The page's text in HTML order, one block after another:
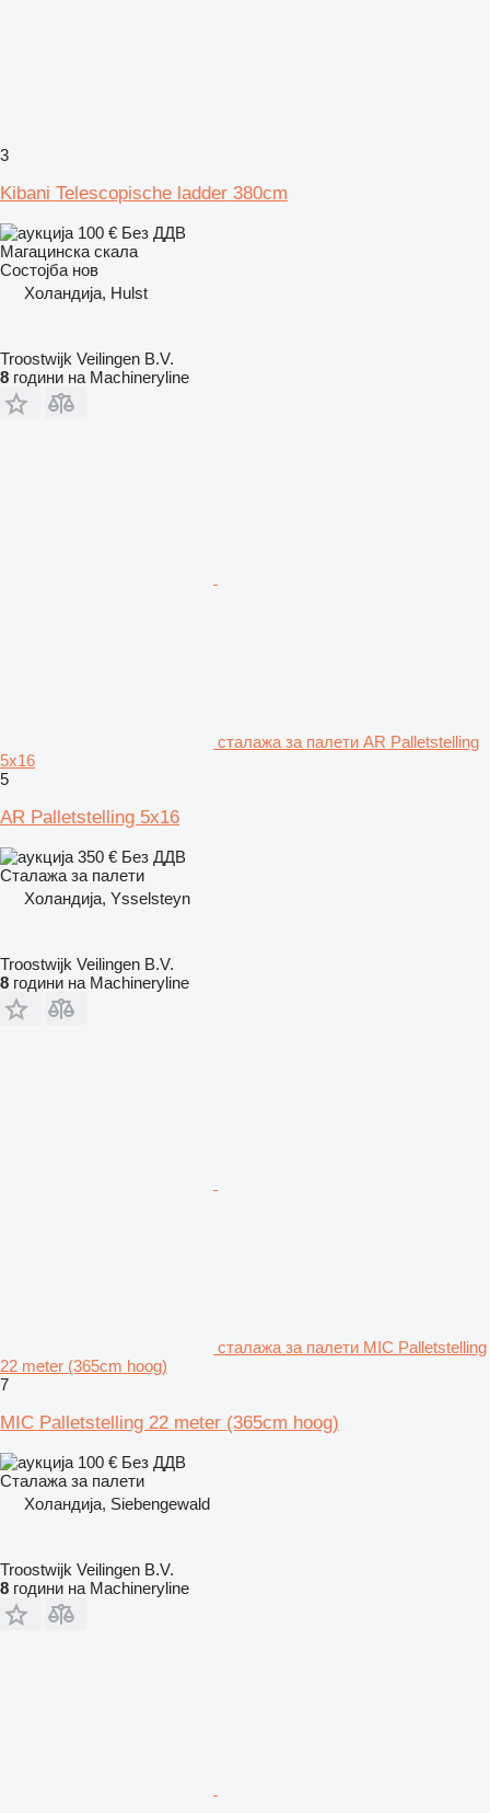
3
Kibani Telescopische ladder 380cm
100 € Без ДДВ
Магацинска скала
Состојба нов
Холандија, Hulst
Troostwijk Veilingen B.V.
8 години на Machineryline
сталажа за палети AR Palletstelling
5x16
5
AR Palletstelling 5x16
350 € Без ДДВ
Сталажа за палети
Холандија, Ysselsteyn
Troostwijk Veilingen B.V.
8 години на Machineryline
сталажа за палети MIC Palletstelling
22 meter (365cm hoog)
7
MIC Palletstelling 22 meter (365cm hoog)
100 € Без ДДВ
Сталажа за палети
Холандија, Siebengewald
Troostwijk Veilingen B.V.
8 години на Machineryline